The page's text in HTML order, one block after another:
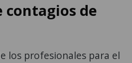
contagios de
los profesionales para el